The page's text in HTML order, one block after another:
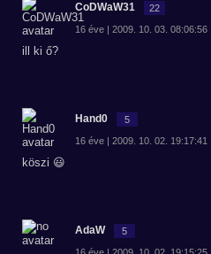
CoDWaW31 22
16 éve | 2009. 10. 03. 08:06:56
ill ki ő?
Hand0 5
16 éve | 2009. 10. 02. 19:17:41
köszi 😃
AdaW 5